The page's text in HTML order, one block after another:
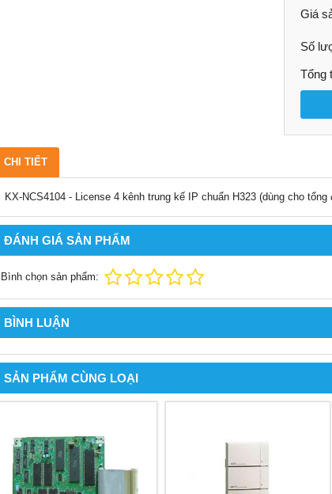
Giá
Số
Tổng
CHI TIẾT
KX-NCS4104 - License 4 kênh trung kế IP chuẩn H323 (dùng cho tổng
ĐÁNH GIÁ SẢN PHẨM
Bình chọn sản phẩm:
BÌNH LUẬN
SẢN PHẨM CÙNG LOẠI